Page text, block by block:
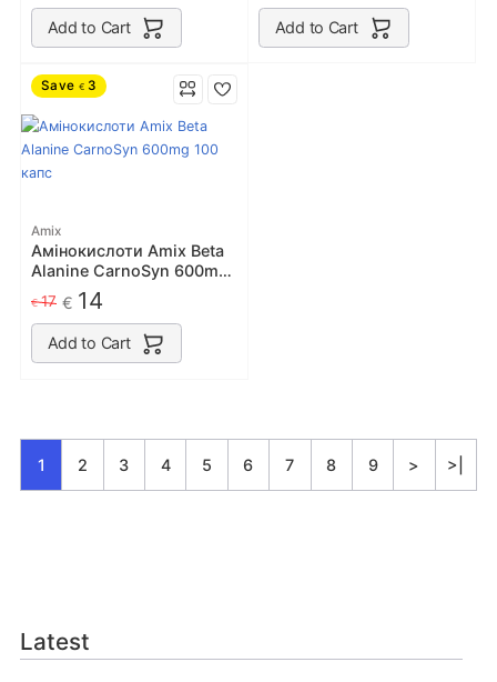
Add to Cart Add to Cart
Save € 3
Amix
Амінокислоти Amix Beta
Alanine CarnoSyn 600mg
100 капс
€17 € 14
Add to Cart
1 2 3 4 5 6 7 8 9 > >|
Latest